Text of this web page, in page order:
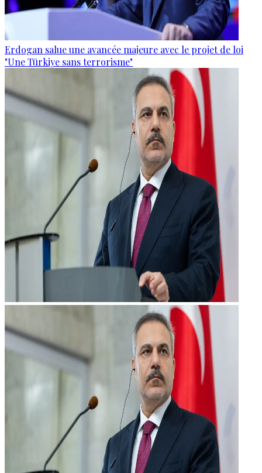
Erdogan salue une avancée majeure avec le projet de loi
"Une Türkiye sans terrorisme"